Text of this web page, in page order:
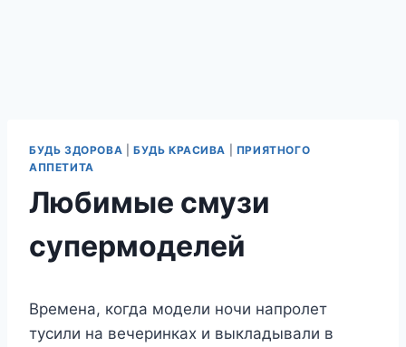
БУДЬ ЗДОРОВА БУДЬ КРАСИВА
ПРИЯТНОГО
АППЕТИТА
Любимые смузи
супермоделей
Времена, когда модели ночи напролет
тусили на вечеринках и выкладывали в